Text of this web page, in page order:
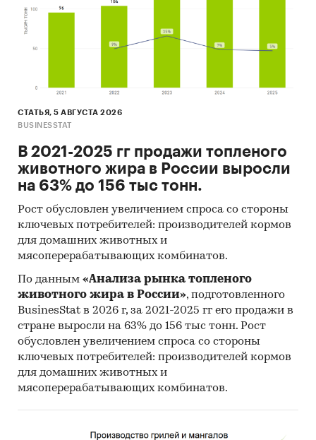
СТАТЬЯ, 5 АВГУСТА 2026
BUSINESSTAT
В 2021-2025 гг продажи топленого
животного жира в России выросли
на 63% до 156 тыс тонн.
Рост обусловлен увеличением спроса со стороны
ключевых потребителей: производителей кормов
для домашних животных и
мясоперерабатывающих комбинатов.
По данным «Анализа рынка топленого
животного жира в России», подготовленного
BusinesStat в 2026 г, за 2021-2025 гг его продажи в
стране выросли на 63% до 156 тыс тонн. Рост
обусловлен увеличением спроса со стороны
ключевых потребителей: производителей кормов
для домашних животных и
мясоперерабатывающих комбинатов.